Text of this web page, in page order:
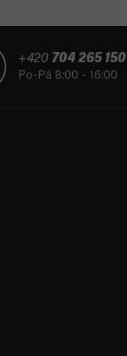
+420 704 265 150
Po-Pá 8:00 - 16:00